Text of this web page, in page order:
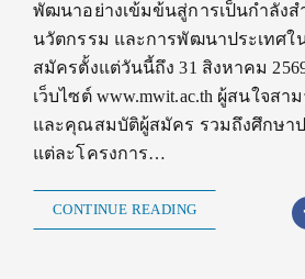
พัฒนาอย่างเข้มข้นสู่การเป็นกำลัง
นวัตกรรม และการพัฒนาประเทศใ
สมัครตั้งแต่วันนี้ถึง 31 สิงหาคม
เว็บไซต์ www.mwit.ac.th ผู้สนใจสา
และคุณสมบัติผู้สมัคร รวมถึงศึกษา
แต่ละโครงการ…
CONTINUE READING